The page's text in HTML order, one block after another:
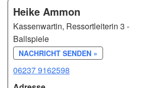
Heike Ammon
Kassenwartin, Ressortleiterin 3 -
Ballspiele
NACHRICHT SENDEN »
06237 9162598